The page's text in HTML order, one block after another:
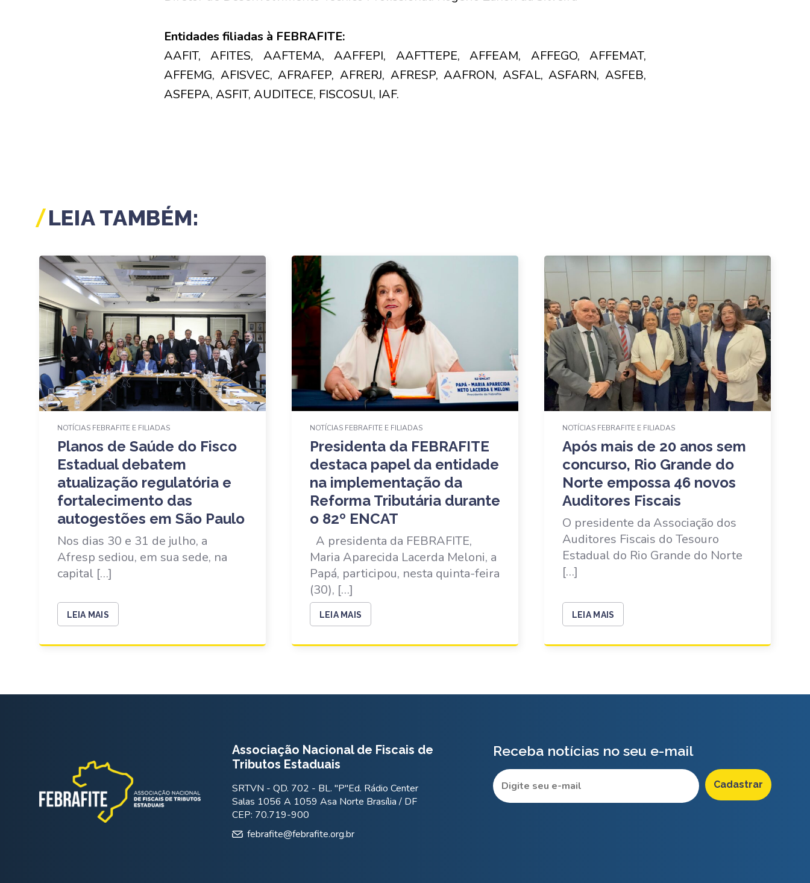
Entidades filiadas à FEBRAFITE:
AAFIT, AFITES, AAFTEMA, AAFFEPI, AAFTTEPE, AFFEAM, AFFEGO, AFFEMAT,
AFFEMG, AFISVEC, AFRAFEP, AFRERJ, AFRESP, AAFRON, ASFAL, ASFARN, ASFEB,
ASFEPA, ASFIT, AUDITECE, FISCOSUl, IAF.
LEIA TAMBÉM:
NOTÍCIAS FEBRAFITE E FILIADAS
Planos de Saúde do Fisco
Estadual debatem
atualização regulatória e
fortalecimento das
autogestões em São Paulo
Nos dias 30 e 31 de julho, a
Afresp sediou, em sua sede, na
capital […]
LEIA MAIS
NOTÍCIAS FEBRAFITE E FILIADAS
Presidenta da FEBRAFITE
destaca papel da entidade
na implementação da
Reforma Tributária durante
o 82º ENCAT
A presidenta da FEBRAFITE,
Maria Aparecida Lacerda Meloni, a
Papá, participou, nesta quinta-feira
(30), […]
LEIA MAIS
NOTÍCIAS FEBRAFITE E FILIADAS
Após mais de 20 anos sem
concurso, Rio Grande do
Norte empossa 46 novos
Auditores Fiscais
O presidente da Associação dos
Auditores Fiscais do Tesouro
Estadual do Rio Grande do Norte
[…]
LEIA MAIS
Associação Nacional de Fiscais de
Tributos Estaduais
SRTVN - QD. 702 - BL. "P"Ed. Rádio Center
Salas 1056 A 1059 Asa Norte Brasília / DF
CEP: 70.719-900
febrafite@febrafite.org.br
Receba notícias no seu e-mail